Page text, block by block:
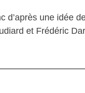
d’après une idée
et Frédéric